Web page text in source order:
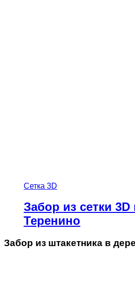
Сетка 3D
Забор из сетки
Теренино
Забор из штакетника в